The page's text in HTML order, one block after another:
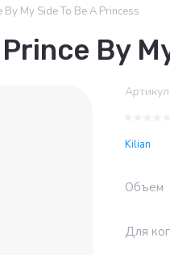
My Side To Be A Princess
By
Артикул:
Kilian
Объем
Для